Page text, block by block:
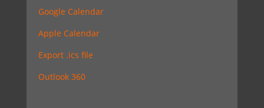
Google Calendar
Apple Calendar
Export .ics file
Outlook 360